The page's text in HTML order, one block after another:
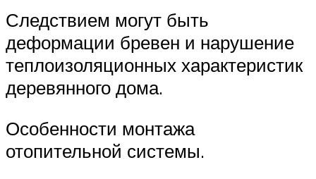
Следствием могут быть
деформации бревен и нарушение
теплоизоляционных характеристик
деревянного дома.
Особенности монтажа
отопительной системы.